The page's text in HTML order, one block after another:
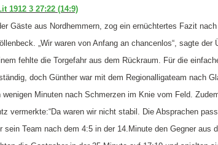
1912 3 27:22 (14:9)
Gäste aus Nordhemmern, zog ein ernüchtertes Fazit
„Wir waren von Anfang an chancenlos“, sagte der
fehlte die Torgefahr aus dem Rückraum. Für die
doch Günther war mit dem Regionalligateam nach
wenigen Minuten nach Schmerzen im Knie vom Feld.
vermerkte:“Da waren wir nicht stabil. Die Absprachen
sein Team nach dem 4:5 in der 14.Minute den Gegner aus